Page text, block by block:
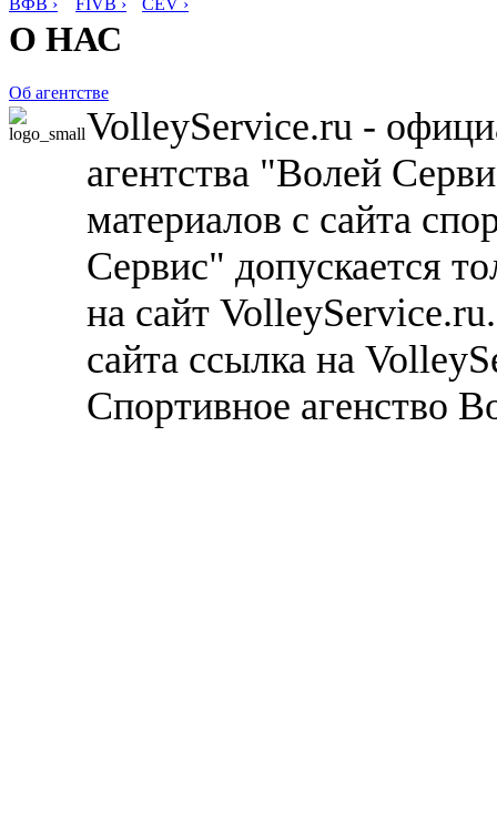
ВФВ › FIVB › CEV ›
О НАС
Об агентстве
VolleyService.ru -
агентства "Волей
материалов с сайта
Сервис" допускается
на сайт
сайта ссылка на
Спортивное агенство